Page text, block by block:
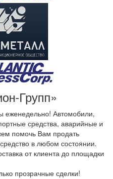
Групп»
Автомобили,
средства, аварийные и
помочь Вам продать
в любом состоянии.
от клиента до площадки
прозрачные сделки!